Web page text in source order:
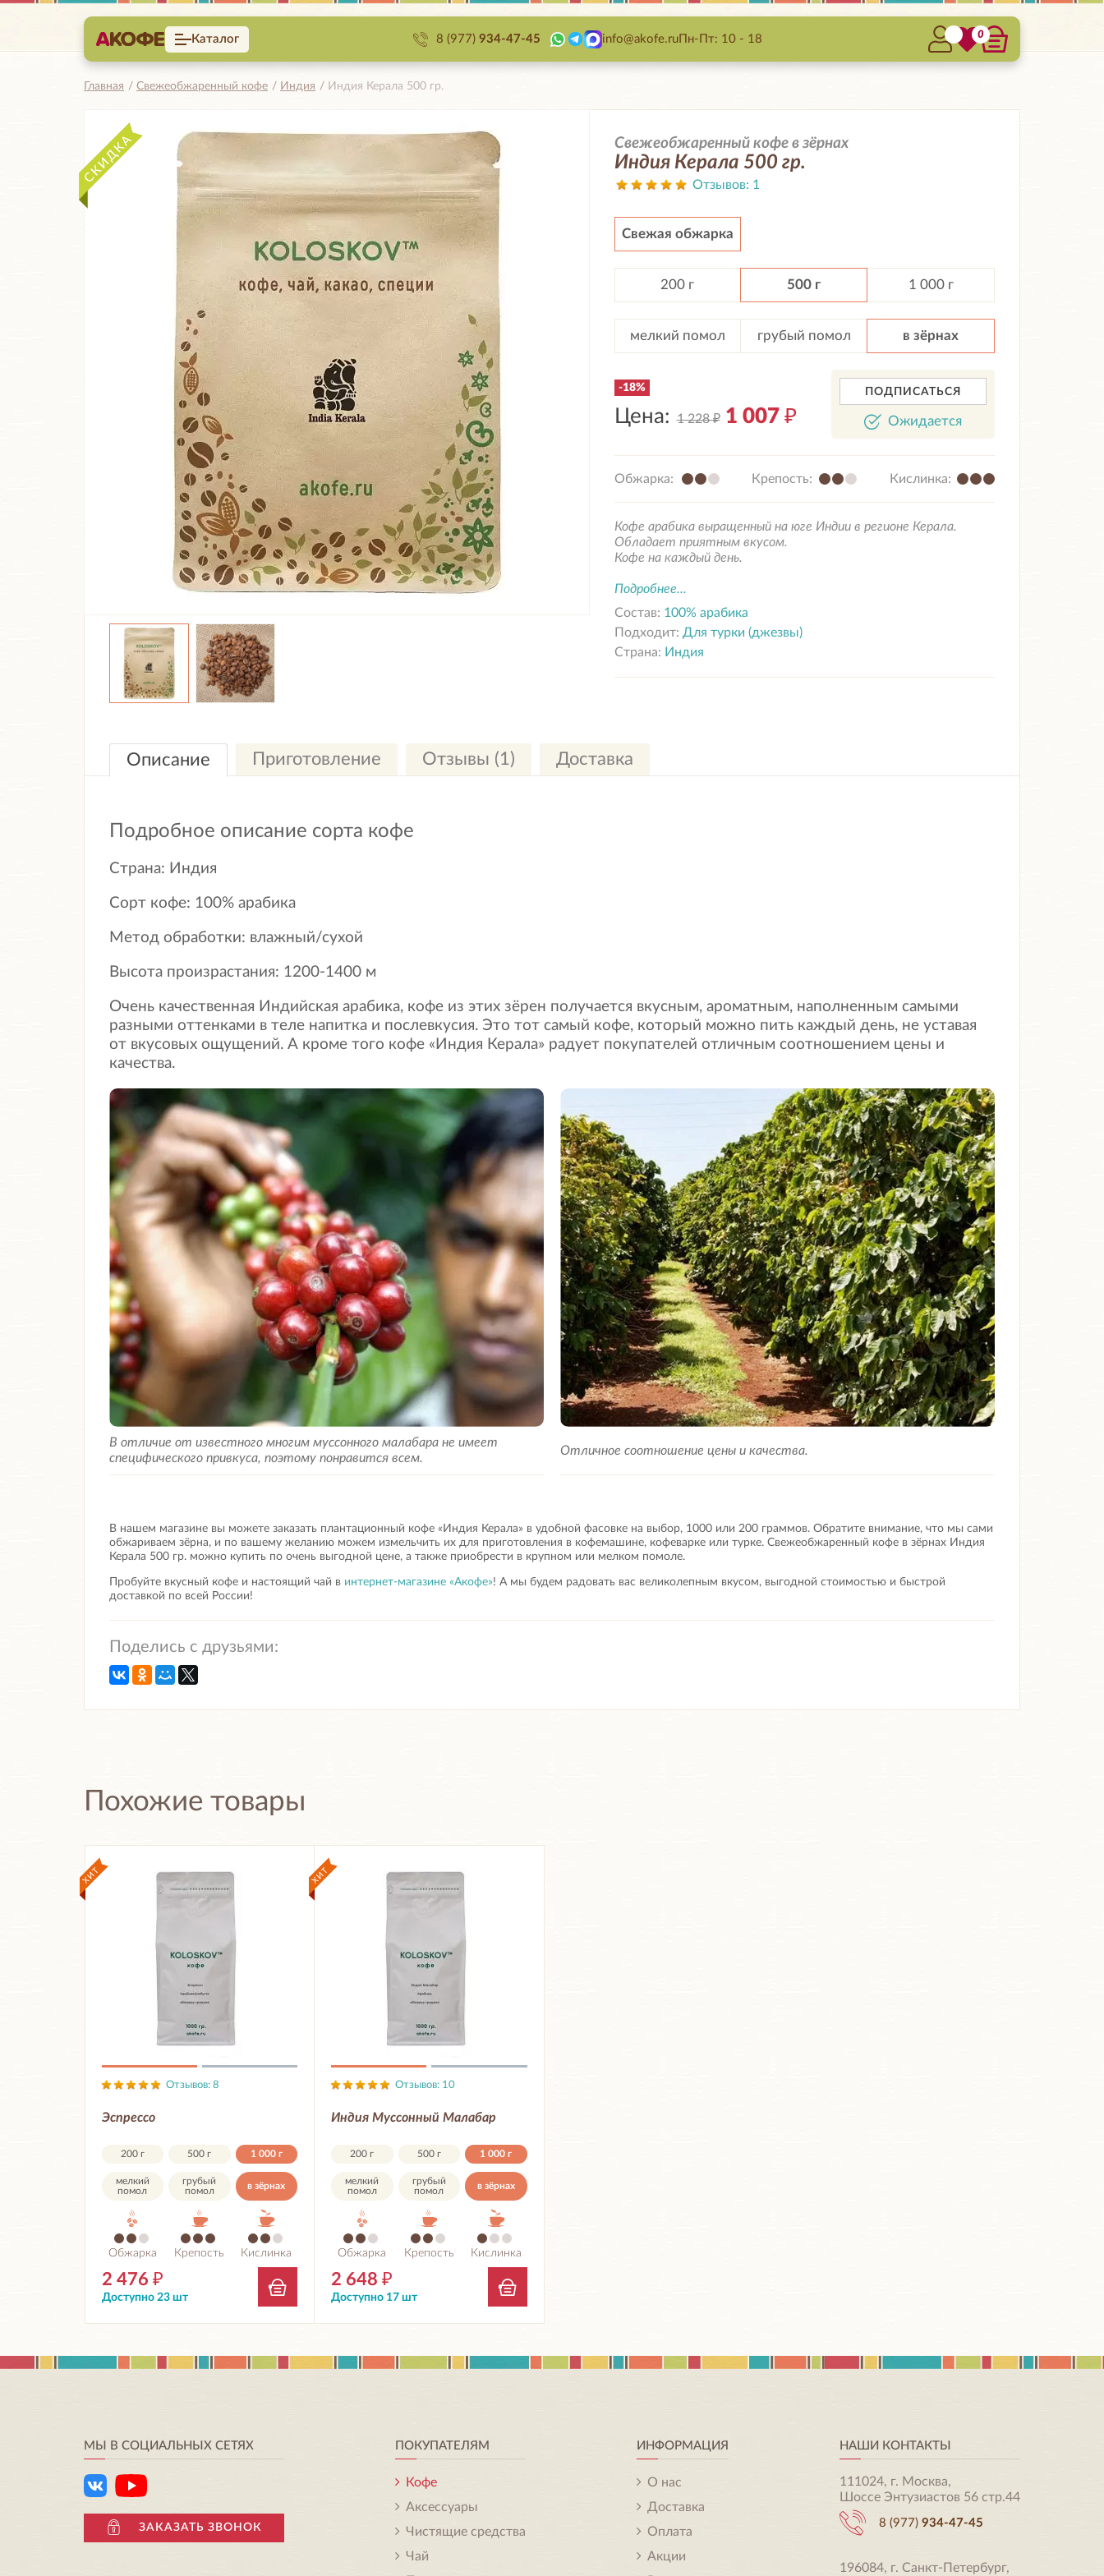
Каталог 8 (977)934-47-45 info@akofe.ru Пн-Пт: 10 - 18 0
Главная Свежеобжаренный кофе Индия Индия Керала 500 гр.
Свежеобжаренный кофе в зёрнах
Индия Керала 500 гр.
Отзывов: 1
Свежая обжарка
200 г 500 г 1 000 г
мелкий помол грубый помол в зёрнах
-18%
Цена: 1 228₽1 007 ₽
ПОДПИСАТЬСЯ
Ожидается
Обжарка: Крепость: Кислинка:
Кофе арабика выращенный на юге Индии в регионе Керала.
Обладает приятным вкусом.
Кофе на каждый день.
Подробнее...
Состав: 100% арабика
Подходит: Для турки (джезвы)
Страна: Индия
Описание Приготовление Отзывы (1) Доставка
Подробное описание сорта кофе
Страна: Индия
Сорт кофе: 100% арабика
Метод обработки: влажный/сухой
Высота произрастания: 1200-1400 м
Очень качественная Индийская арабика, кофе из этих зёрен получается вкусным, ароматным, наполненным самыми
разными оттенками в теле напитка и послевкусия. Это тот самый кофе, который можно пить каждый день, не уставая
от вкусовых ощущений. А кроме того кофе «Индия Керала» радует покупателей отличным соотношением цены и
качества.
В отличие от известного многим муссонного малабара не имеет
специфического привкуса, поэтому понравится всем.
Отличное соотношение цены и качества.
В нашем магазине вы можете заказать плантационный кофе «Индия Керала» в удобной фасовке на выбор, 1000 или 200 граммов. Обратите внимание, что мы сами
обжариваем зёрна, и по вашему желанию можем измельчить их для приготовления в кофемашине, кофеварке или турке. Свежеобжаренный кофе в зёрнах Индия
Керала 500 гр. можно купить по очень выгодной цене, а также приобрести в крупном или мелком помоле.
Пробуйте вкусный кофе и настоящий чай в интернет-магазине «Акофе»! А мы будем радовать вас великолепным вкусом, выгодной стоимостью и быстрой
доставкой по всей России!
Поделись с друзьями:
Похожие товары
Отзывов: 8
Эспрессо
200 г 500 г 1 000 г
мелкий
помол
грубый
помол
в зёрнах
Обжарка Крепость Кислинка
2 476 ₽
Доступно 23 шт
Отзывов: 10
Индия Муссонный Малабар
200 г 500 г 1 000 г
мелкий
помол
грубый
помол
в зёрнах
Обжарка Крепость Кислинка
2 648 ₽
Доступно 17 шт
МЫ В СОЦИАЛЬНЫХ СЕТЯХ
ЗАКАЗАТЬ ЗВОНОК
ПОКУПАТЕЛЯМ
Кофе
Аксессуары
Чистящие средства
Чай
ИНФОРМАЦИЯ
О нас
Доставка
Оплата
Акции
НАШИ КОНТАКТЫ
111024, г. Москва,
Шоссе Энтузиастов 56 стр.44
8 (977) 934-47-45
196084, г. Санкт-Петербург,